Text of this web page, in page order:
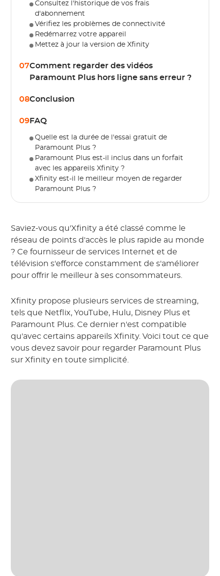
Consultez l'historique de vos frais
d'abonnement
Vérifiez les problèmes de connectivité
Redémarrez votre appareil
Mettez à jour la version de Xfinity
07Comment regarder des vidéos
Paramount Plus hors ligne sans erreur ?
08Conclusion
09FAQ
Quelle est la durée de l'essai gratuit de
Paramount Plus ?
Paramount Plus est-il inclus dans un forfait
avec les appareils Xfinity ?
Xfinity est-il le meilleur moyen de regarder
Paramount Plus ?
Saviez-vous qu'Xfinity a été classé comme le
réseau de points d'accès le plus rapide au monde
? Ce fournisseur de services Internet et de
télévision s'efforce constamment de s'améliorer
pour offrir le meilleur à ses consommateurs.
Xfinity propose plusieurs services de streaming,
tels que Netflix, YouTube, Hulu, Disney Plus et
Paramount Plus. Ce dernier n'est compatible
qu'avec certains appareils Xfinity. Voici tout ce que
vous devez savoir pour regarder Paramount Plus
sur Xfinity en toute simplicité.